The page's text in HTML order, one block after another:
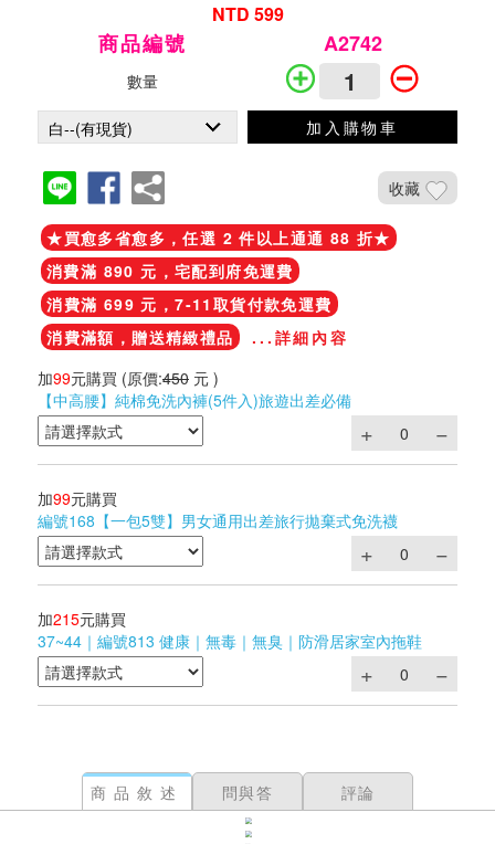
NTD 599
商品編號 A2742
數量
加入購物車
收藏
★買愈多省愈多，任選 2 件以上通通 88 折★
消費滿 890 元，宅配到府免運費
消費滿 699 元，7-11取貨付款免運費
消費滿額，贈送精緻禮品
...詳細內容
加99元購買 (原價:450 元 )
【中高腰】純棉免洗內褲(5件入)旅遊出差必備
加99元購買
編號168【一包5雙】男女通用出差旅行拋棄式免洗襪
加215元購買
37~44｜編號813 健康｜無毒｜無臭｜防滑居家室內拖鞋
商品敘述 問與答 評論